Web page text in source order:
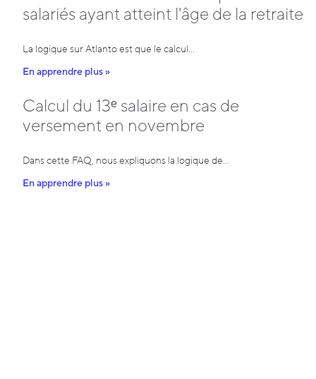
salariés ayant atteint l'âge de la retraite
La logique sur Atlanto est que le calcul…
En apprendre plus »
Calcul du 13ᵉ salaire en cas de
versement en novembre
Dans cette FAQ, nous expliquons la logique de…
En apprendre plus »